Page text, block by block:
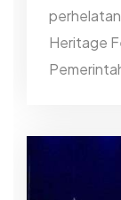
Heritage